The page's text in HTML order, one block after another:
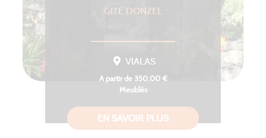
GITE DONZEL
VIALAS
A partir de 350,00 €
Meublés
EN SAVOIR PLUS